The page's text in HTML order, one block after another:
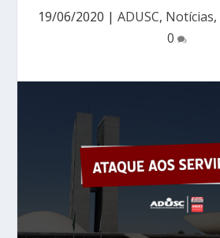
19/06/2020 | ADUSC, Notícias,
0